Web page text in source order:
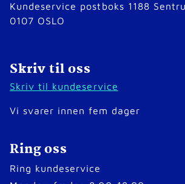
Kundeservice postboks 1188
0107 OSLO
Skriv til oss
Skriv til kundeservice
Vi svarer innen fem dager
Ring oss
Ring kundeservice